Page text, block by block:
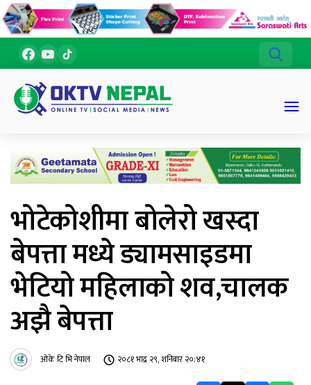
भोटेकोशीमा बोलेरो खस्दा
बेपत्ता मध्ये ड्यामसाइडमा
भेटियो महिलाको शव,चालक
अझै बेपत्ता
ओके टि भि नेपाल २०८१ भाद्र २९, शनिबार २०:४१